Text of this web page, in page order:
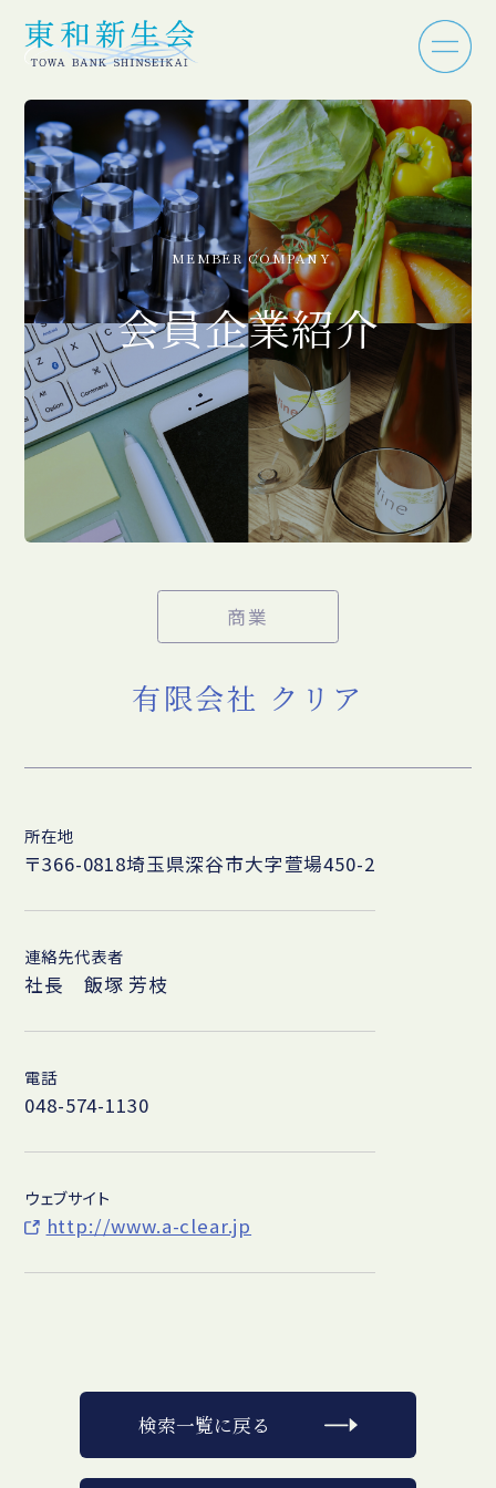
MEMBER COMPANY
会員企業紹介
商業
有限会社 クリア
所在地
〒366-0818埼玉県深谷市大字萱場450-2
連絡先代表者
社長 飯塚 芳枝
電話
048-574-1130
ウェブサイト
http://www.a-clear.jp
検索一覧に戻る